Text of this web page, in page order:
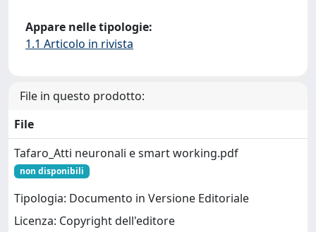
Appare nelle tipologie:
1.1 Articolo in rivista
File in questo prodotto:
File
Tafaro_Atti neuronali e smart working.pdf
non disponibili
Tipologia: Documento in Versione Editoriale
Licenza: Copyright dell'editore